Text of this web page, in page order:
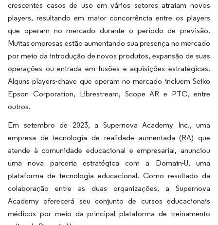
crescentes casos de uso em vários setores atraiam novos
players, resultando em maior concorrência entre os players
que operam no mercado durante o período de previsão.
Muitas empresas estão aumentando sua presença no mercado
por meio da introdução de novos produtos, expansão de suas
operações ou entrada em fusões e aquisições estratégicas.
Alguns players-chave que operam no mercado incluem Seiko
Epson Corporation, Librestream, Scope AR e PTC, entre
outros.
Em setembro de 2023, a Supernova Academy Inc., uma
empresa de tecnologia de realidade aumentada (RA) que
atende à comunidade educacional e empresarial, anunciou
uma nova parceria estratégica com a Domain-U, uma
plataforma de tecnologia educacional. Como resultado da
colaboração entre as duas organizações, a Supernova
Academy oferecerá seu conjunto de cursos educacionais
médicos por meio da principal plataforma de treinamento